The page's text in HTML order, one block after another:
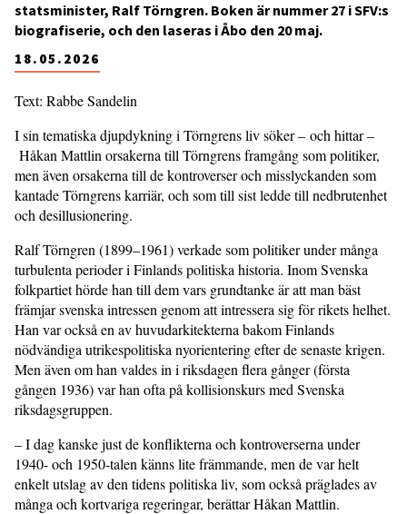
18.05.2026
statsminister, Ralf Törngren. Boken är nummer 27 i SFV:s
biografiserie, och den laseras i Åbo den 20 maj.
Text: Rabbe Sandelin
I sin tematiska djupdykning i Törngrens liv söker – och hittar –
Håkan Mattlin orsakerna till Törngrens framgång som politiker,
men även orsakerna till de kontroverser och misslyckanden som
kantade Törngrens karriär, och som till sist ledde till nedbrutenhet
och desillusionering.
Ralf Törngren (1899–1961) verkade som politiker under många
turbulenta perioder i Finlands politiska historia. Inom Svenska
folkpartiet hörde han till dem vars grundtanke är att man bäst
främjar svenska intressen genom att intressera sig för rikets helhet.
Han var också en av huvudarkitekterna bakom Finlands
nödvändiga utrikespolitiska nyorientering efter de senaste krigen.
Men även om han valdes in i riksdagen flera gånger (första
gången 1936) var han ofta på kollisionskurs med Svenska
riksdagsgruppen.
– I dag kanske just de konflikterna och kontroverserna under
1940- och 1950-talen känns lite främmande, men de var helt
enkelt utslag av den tidens politiska liv, som också präglades av
många och kortvariga regeringar, berättar Håkan Mattlin.